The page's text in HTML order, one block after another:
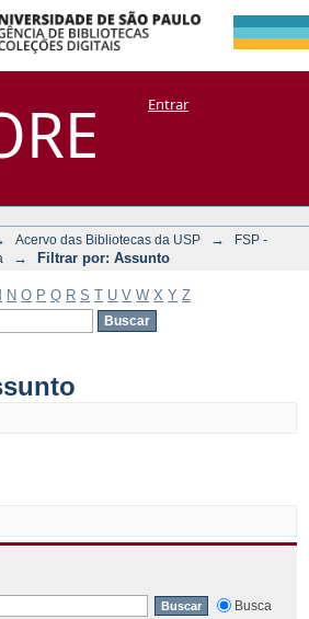
por:
Manakin + CoriscoEntrar
Acervo das Bibliotecas da USP →
FSP -
→ Filtrar por: Assunto
N O P Q R S T U V W X Y Z
Busca